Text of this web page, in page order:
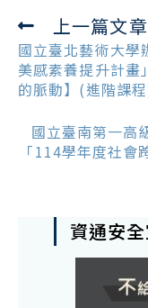
Read
more
articles
上一篇文章
國立臺北藝術大學
美感素養提升計畫
的脈動】(進階課
國立臺南第一高
「114學年度社
資通安